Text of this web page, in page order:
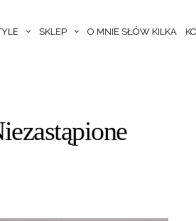
SKLEP O MNIE SŁÓW KILKA